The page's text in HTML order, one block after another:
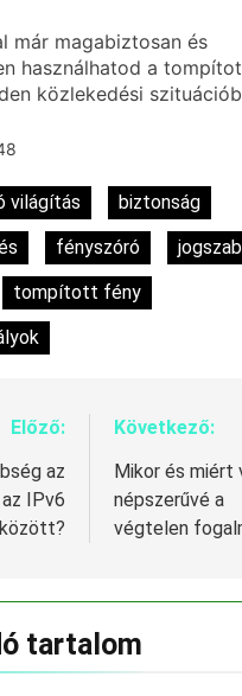
már magabiztosan és
használhatod a
közlekedési
világítás
biztonság
fényszóró
tompított fény
Előző:
az
IPv6
között?
Következő:
Mikor és miért
népszerűvé a
végtelen
tartalom